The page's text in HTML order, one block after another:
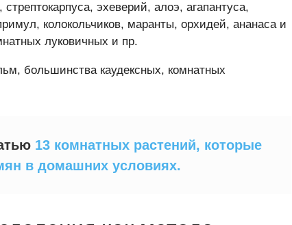
эхеверий, алоэ, агапантуса,
колокольчиков, маранты, орхидей, ананаса и
луковичных и пр.
большинства каудексных, комнатных
13 комнатных растений, которые
в домашних условиях.